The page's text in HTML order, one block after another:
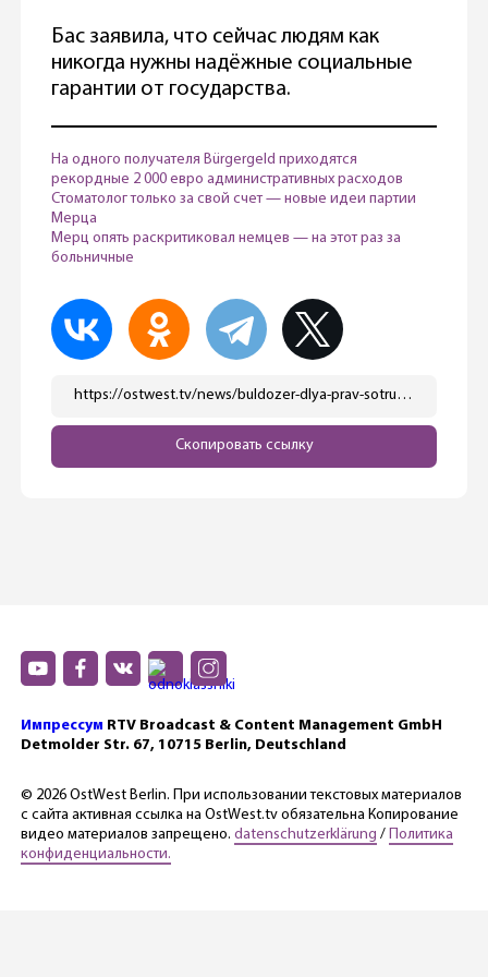
Бас заявила, что сейчас людям как
никогда нужны надёжные социальные
гарантии от государства.
На одного получателя Bürgergeld приходятся
рекордные 2 000 евро административных расходов
Стоматолог только за свой счет — новые идеи партии
Мерца
Мерц опять раскритиковал немцев — на этот раз за
больничные
https://ostwest.tv/news/buldozer-dlya-prav-sotrudnikov-glava-sdpg-predupredila-hds-o-sokrashhenii-socpaketa/
Скопировать ссылку
Импрессум RTV Broadcast & Content Management GmbH
Detmolder Str. 67, 10715 Berlin, Deutschland
© 2026 OstWest Berlin. При использовании текстовых материалов
с сайта активная ссылка на OstWest.tv обязательна Копирование
видео материалов запрещено. datenschutzerklärung / Политика
конфиденциальности.